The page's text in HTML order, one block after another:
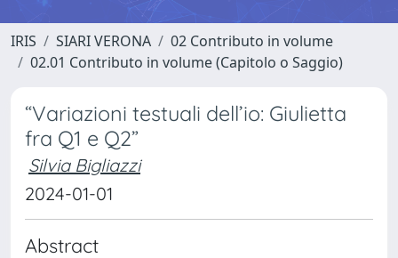
IRIS SIARI VERONA
02 Contributo in volume
02.01 Contributo in volume (Capitolo o Saggio)
“Variazioni testuali dell’io: Giulietta
fra Q1 e Q2”
Silvia Bigliazzi
2024-01-01
Abstract